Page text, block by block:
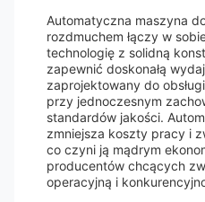
Automatyczna maszyna
rozdmuchem łączy w
technologię z solidną
zapewnić doskonałą
zaprojektowany do
przy jednoczesnym
standardów jakości.
zmniejsza koszty pracy i
co czyni ją mądrym
producentów chcących
operacyjną i